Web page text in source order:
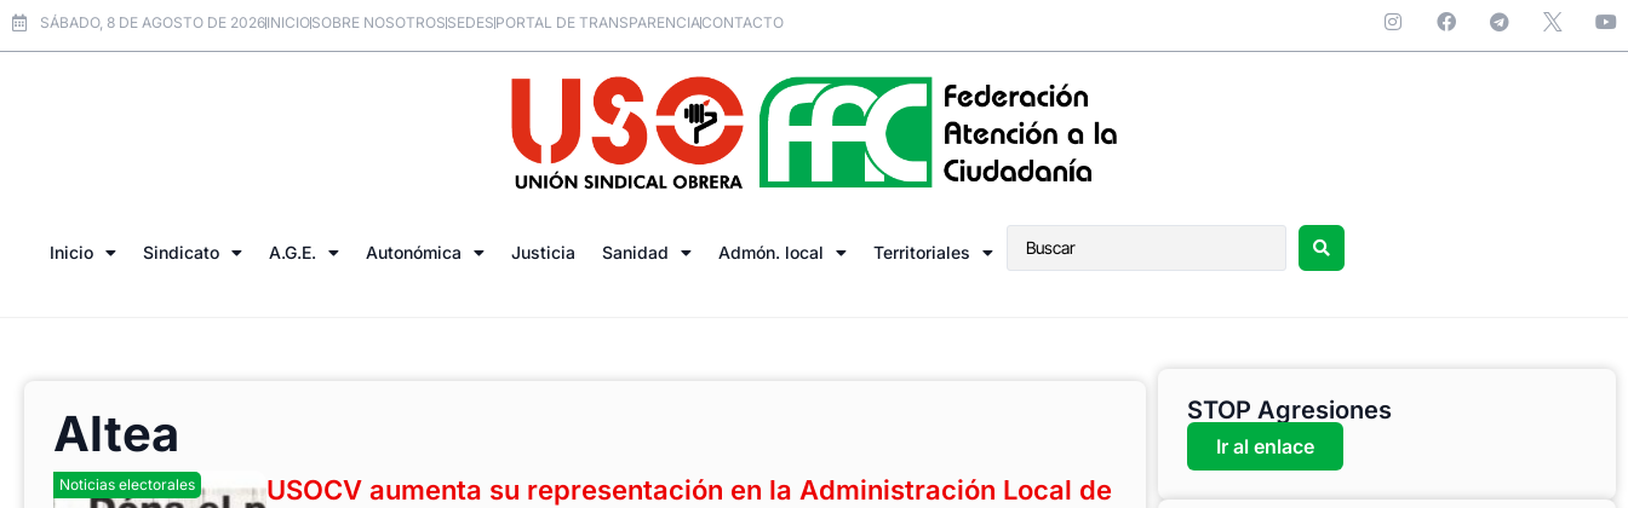
SÁBADO, 8 DE AGOSTO DE 2026INICIOSOBRE NOSOTROSSEDESPORTAL DE TRANSPARENCIACONTACTO
Inicio Sindicato A.G.E. Autonómica Justicia Sanidad Admón. local Territoriales
Altea
Noticias electorales
USOCV aumenta su representación en la Administración Local de
STOP Agresiones
Ir al enlace